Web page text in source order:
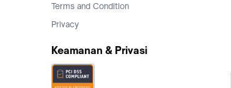
Terms and Condition
Privacy
Keamanan & Privasi